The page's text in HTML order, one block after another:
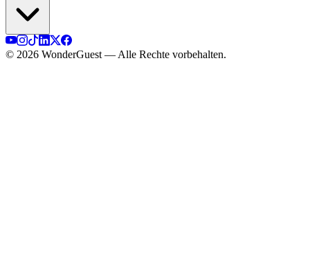
© 2026 WonderGuest — Alle Rechte vorbehalten.